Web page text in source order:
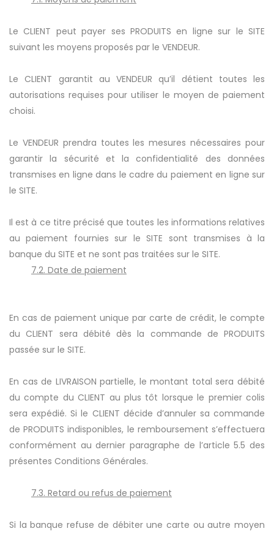
Le CLIENT peut payer ses PRODUITS en ligne sur le SITE
suivant les moyens proposés par le VENDEUR.
Le CLIENT garantit au VENDEUR qu’il détient toutes les
autorisations requises pour utiliser le moyen de paiement
choisi.
Le VENDEUR prendra toutes les mesures nécessaires pour
garantir la sécurité et la confidentialité des données
transmises en ligne dans le cadre du paiement en ligne sur
le SITE.
Il est à ce titre précisé que toutes les informations relatives
au paiement fournies sur le SITE sont transmises à la
banque du SITE et ne sont pas traitées sur le SITE.
7.2. Date de paiement
En cas de paiement unique par carte de crédit, le compte
du CLIENT sera débité dès la commande de PRODUITS
passée sur le SITE.
En cas de LIVRAISON partielle, le montant total sera débité
du compte du CLIENT au plus tôt lorsque le premier colis
sera expédié. Si le CLIENT décide d’annuler sa commande
de PRODUITS indisponibles, le remboursement s’effectuera
conformément au dernier paragraphe de l’article 5.5 des
présentes Conditions Générales.
7.3. Retard ou refus de paiement
Si la banque refuse de débiter une carte ou autre moyen